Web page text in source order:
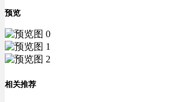
预览
相关推荐